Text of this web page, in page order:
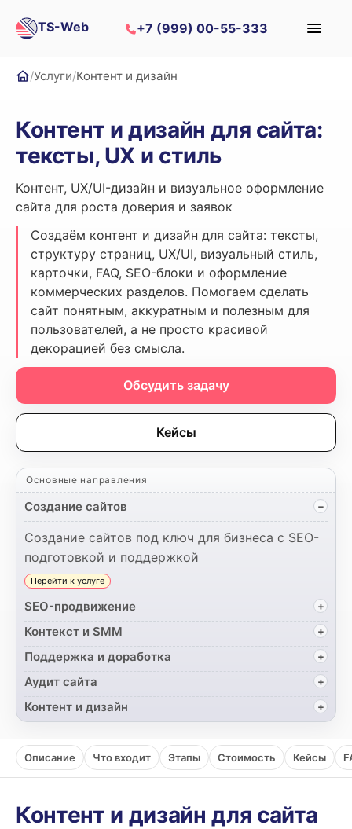
TS-Web +7 (999) 00-55-333
Главная
Услуги Контент и дизайн
Контент и дизайн для сайта:
тексты, UX и стиль
Контент, UX/UI-дизайн и визуальное оформление
сайта для роста доверия и заявок
Создаём контент и дизайн для сайта: тексты,
структуру страниц, UX/UI, визуальный стиль,
карточки, FAQ, SEO-блоки и оформление
коммерческих разделов. Помогаем сделать
сайт понятным, аккуратным и полезным для
пользователей, а не просто красивой
декорацией без смысла.
Обсудить задачу
Кейсы
Основные направления
Создание сайтов
Создание сайтов под ключ для бизнеса с SEO-
подготовкой и поддержкой
Перейти к услуге
SEO-продвижение
Контекст и SMM
Поддержка и доработка
Аудит сайта
Контент и дизайн
Описание Что входит Этапы Стоимость Кейсы
Контент и дизайн для сайта